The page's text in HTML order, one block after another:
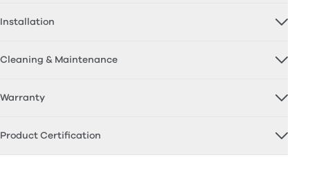
Installation
Cleaning & Maintenance
Warranty
Product Certification